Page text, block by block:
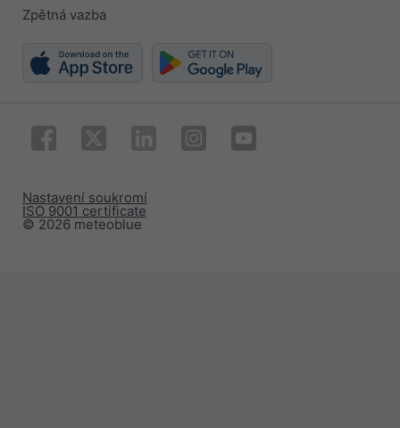
Zpětná vazba
© 2026 meteoblue
ISO 9001 certificate
Nastavení soukromí